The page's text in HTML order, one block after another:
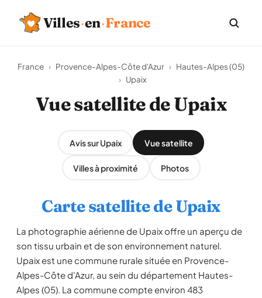
Villes·en·France
France › Provence-Alpes-Côte d'Azur › Hautes-Alpes (05)
› Upaix
Vue satellite de Upaix
Avis sur Upaix Vue satellite
Villes à proximité Photos
Carte satellite de Upaix
La photographie aérienne de Upaix offre un aperçu de
son tissu urbain et de son environnement naturel.
Upaix est une commune rurale située en Provence-
Alpes-Côte d'Azur, au sein du département Hautes-
Alpes (05). La commune compte environ 483